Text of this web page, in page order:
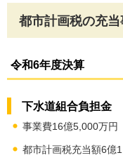
都市計画税の充当
令和6年度決算
下水道組合負担金
事業費16億5,000万円
都市計画税充当額6億